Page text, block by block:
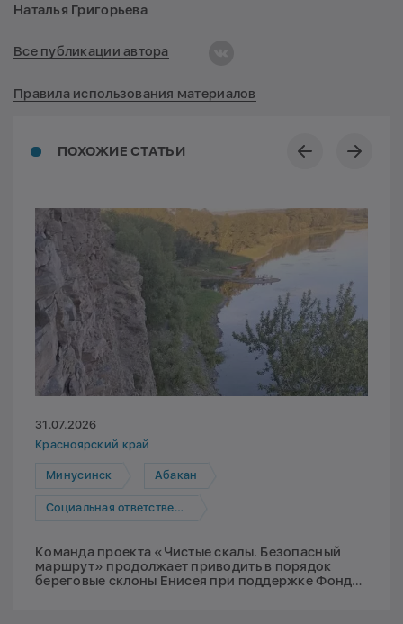
ПОХОЖИЕ СТАТЬИ
31.07.2026
Красноярский край
Минусинск Абакан
Социальная ответственность
Команда проекта «Чистые скалы. Безопасный
маршрут» продолжает приводить в порядок
береговые склоны Енисея при поддержке Фонда
Наталья Григорьева
Все публикации автора
Правила использования материалов